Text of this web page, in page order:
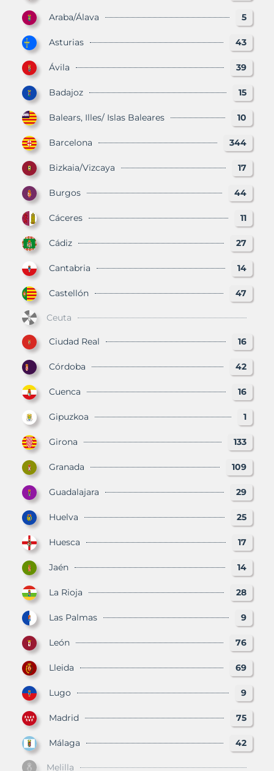
Araba/Álava 5
Asturias 43
Ávila 39
Badajoz 15
Balears, Illes/ Islas Baleares 10
Barcelona 344
Bizkaia/Vizcaya 17
Burgos 44
Cáceres 11
Cádiz 27
Cantabria 14
Castellón 47
Ceuta
Ciudad Real 16
Córdoba 42
Cuenca 16
Gipuzkoa 1
Girona 133
Granada 109
Guadalajara 29
Huelva 25
Huesca 17
Jaén 14
La Rioja 28
Las Palmas 9
León 76
Lleida 69
Lugo 9
Madrid 75
Málaga 42
Melilla